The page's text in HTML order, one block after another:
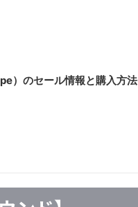
）のセール情報と購入方法